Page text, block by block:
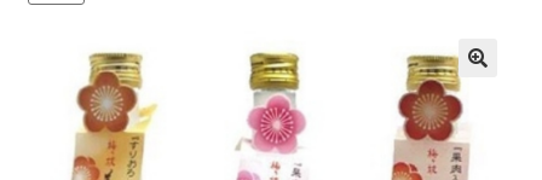
烈酒/利口酒/調酒
日本酒